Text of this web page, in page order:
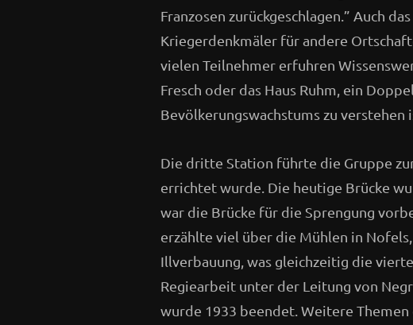
Franzosen zurückgeschlagen.” Auch
Kriegerdenkmäler für andere
vielen Teilnehmer erfuhren
Fresch oder das Haus Ruhm, ein
Bevölkerungswachstums zu verstehen
Die dritte Station führte die Gruppe
errichtet wurde. Die heutige Brücke
war die Brücke für die Sprengung
erzählte viel über die Mühlen in
Illverbauung, was gleichzeitig die
Regiearbeit unter der Leitung von
wurde 1933 beendet. Weitere Themen